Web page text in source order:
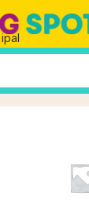
Inicio/